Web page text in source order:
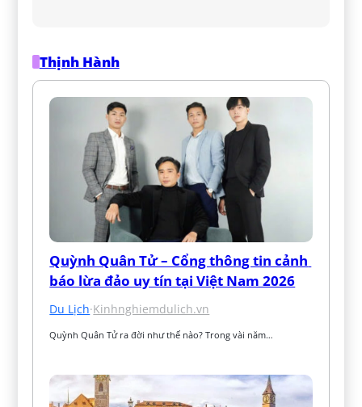
Thịnh Hành
Quỳnh Quân Tử – Cổng thông tin cảnh
báo lừa đảo uy tín tại Việt Nam 2026
Du Lịch·Kinhnghiemdulich.vn
Quỳnh Quân Tử ra đời như thế nào? Trong vài năm…